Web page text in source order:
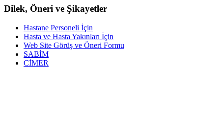
Dilek, Öneri ve Şikayetler
Hastane Personeli İçin
Hasta ve Hasta Yakınları İçin
Web Site Görüş ve Öneri Formu
SABİM
CİMER